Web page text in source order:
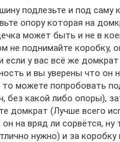
подлезьте и под саму
опору которая на
может быть и не в
не поднимайте коробку,
если у вас всё же
и вы уверены что он
то можете попробовать
без какой либо опоры),
домкрат (Лучше всего
он на вряд ли сорвётся, ну
нужно) и за коробку